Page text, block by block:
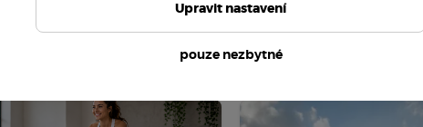
Upravit nastavení
pouze nezbytné